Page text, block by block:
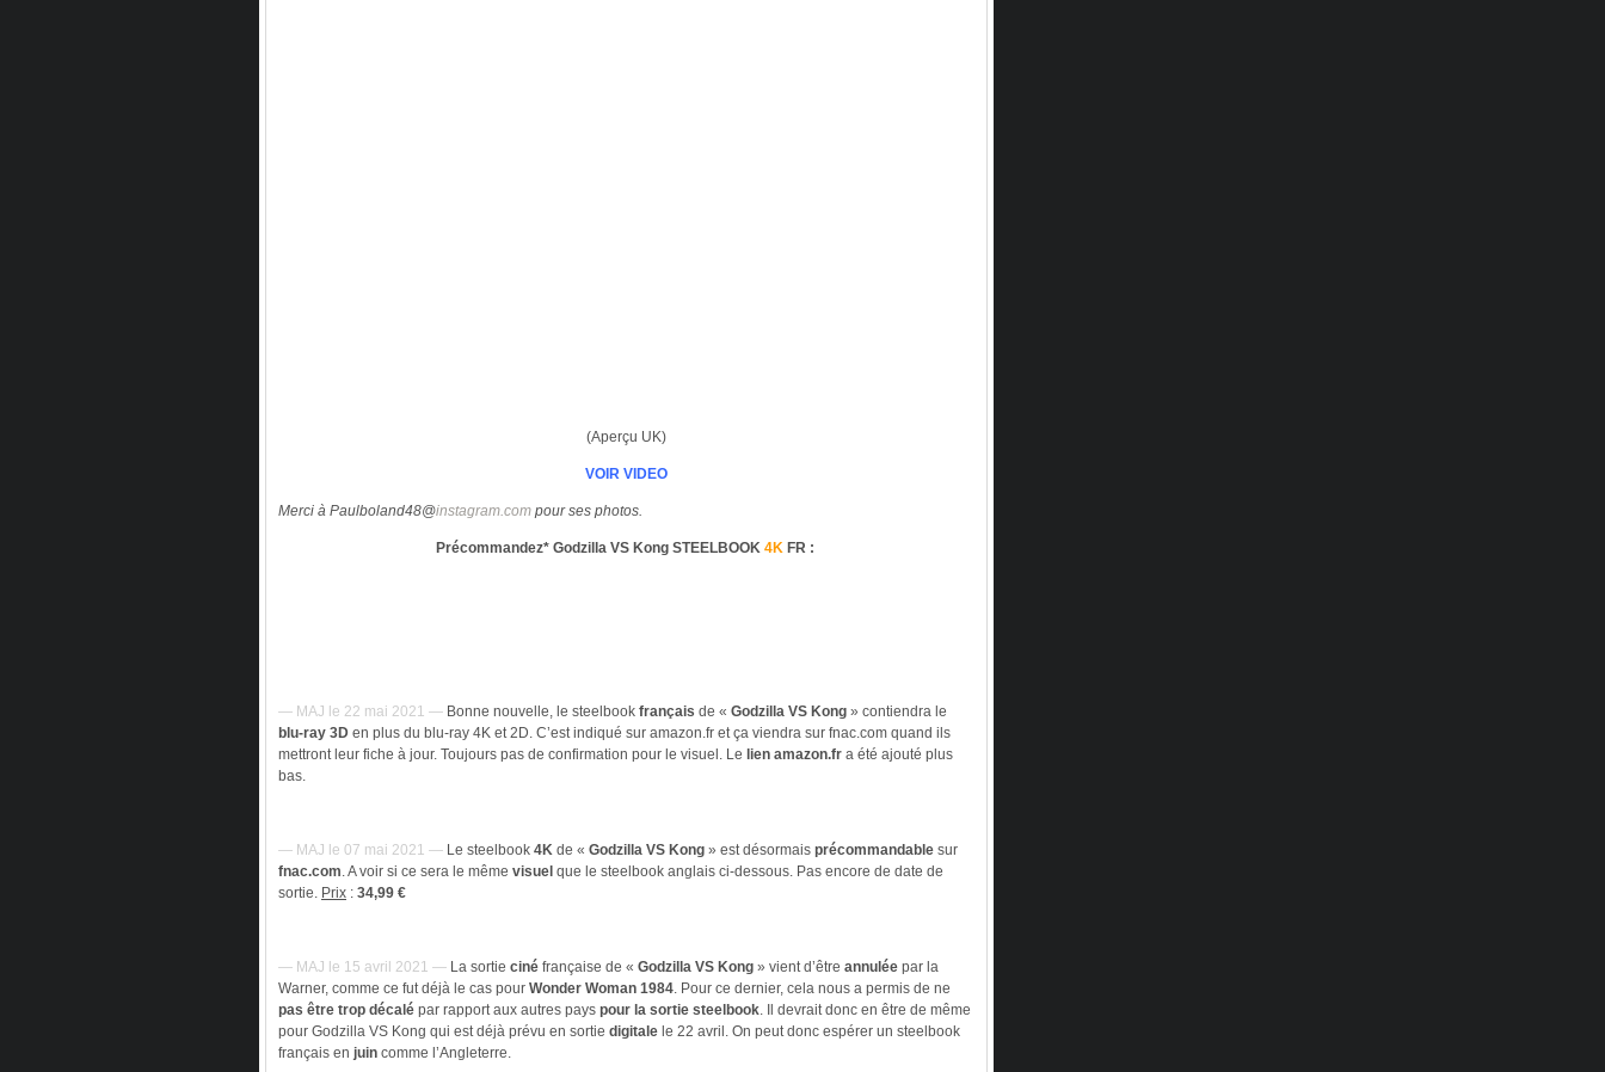
(Aperçu UK)
VOIR VIDEO
Merci à Paulboland48@instagram.com pour ses photos.
Précommandez* Godzilla VS Kong STEELBOOK 4KFR :
— MAJ le 22 mai 2021 — Bonne nouvelle, le steelbook français de « Godzilla VS Kong » contiendra le
blu-ray 3D en plus du blu-ray 4K et 2D. C’est indiqué sur amazon.fr et ça viendra sur fnac.com quand ils
mettront leur fiche à jour. Toujours pas de confirmation pour le visuel. Le lien amazon.fr a été ajouté plus
bas.
— MAJ le 07 mai 2021 — Le steelbook 4K de « Godzilla VS Kong » est désormais précommandable sur
fnac.com. A voir si ce sera le même visuel que le steelbook anglais ci-dessous. Pas encore de date de
sortie. Prix : 34,99 €
— MAJ le 15 avril 2021 — La sortie ciné française de « Godzilla VS Kong » vient d’être annulée par la
Warner, comme ce fut déjà le cas pour Wonder Woman 1984. Pour ce dernier, cela nous a permis de ne
pas être trop décalé par rapport aux autres pays pour la sortie steelbook. Il devrait donc en être de même
pour Godzilla VS Kong qui est déjà prévu en sortie digitale le 22 avril. On peut donc espérer un steelbook
français en juin comme l’Angleterre.